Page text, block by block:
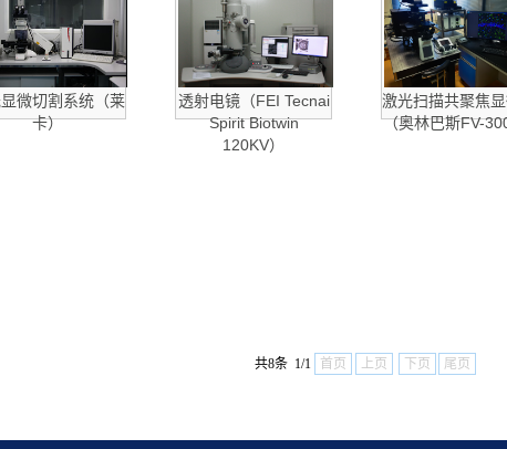
微切割系统（莱
卡）
透射电镜（FEI Tecnai
Spirit Biotwin
120KV）
激光扫描共聚焦
（奥林巴斯FV-
共8条 1/1 首页 上页 下页 尾页